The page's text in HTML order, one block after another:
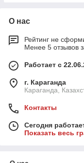
О нас
Рейтинг не
Менее 5 отзывов
Работает с
г. Караганда
Караганда,
Контакты
Сегодня
Показать весь